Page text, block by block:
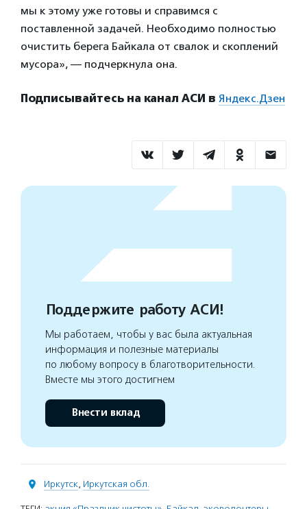
мы к этому уже готовы и справимся с
поставленной задачей. Необходимо полностью
очистить берега Байкала от свалок и скоплений
мусора», — подчеркнула она.
Подписывайтесь на канал АСИ в Яндекс.Дзен
Поддержите работу АСИ!
Мы работаем, чтобы у вас была актуальная
информация и полезные материалы
по любому вопросу в благотворительности.
Вместе мы этого достигнем
Внести вклад
Иркутск, Иркутская обл.